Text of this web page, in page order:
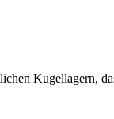
Kugellagern,